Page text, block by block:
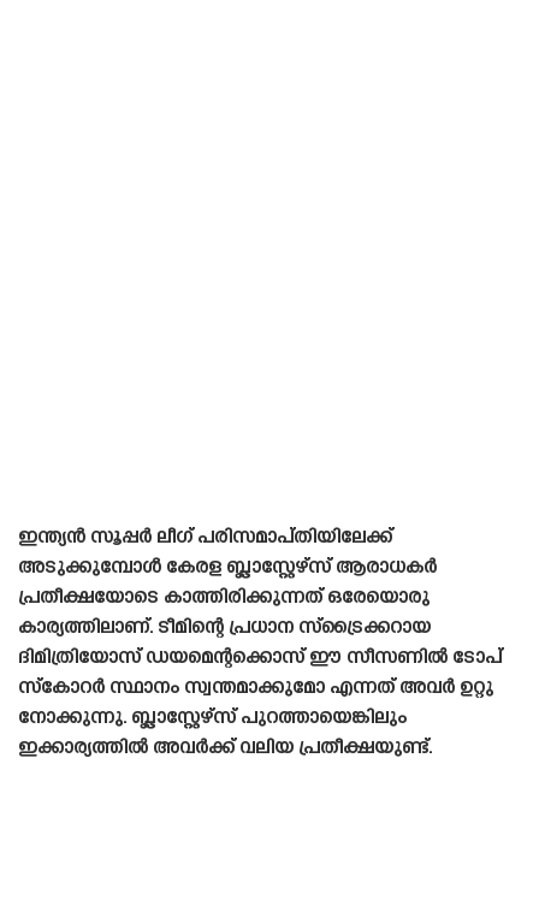
ഇന്ത്യൻ സൂപ്പർ ലീഗ് പരിസമാപ്‌തിയിലേക്ക്
അടുക്കുമ്പോൾ കേരള ബ്ലാസ്റ്റേഴ്‌സ് ആരാധകർ
പ്രതീക്ഷയോടെ കാത്തിരിക്കുന്നത് ഒരേയൊരു
കാര്യത്തിലാണ്. ടീമിന്റെ പ്രധാന സ്‌ട്രൈക്കറായ
ദിമിത്രിയോസ് ഡയമെന്റക്കൊസ് ഈ സീസണിൽ ടോപ്
സ്‌കോറർ സ്ഥാനം സ്വന്തമാക്കുമോ എന്നത് അവർ ഉറ്റു
നോക്കുന്നു. ബ്ലാസ്റ്റേഴ്‌സ് പുറത്തായെങ്കിലും
ഇക്കാര്യത്തിൽ അവർക്ക് വലിയ പ്രതീക്ഷയുണ്ട്.